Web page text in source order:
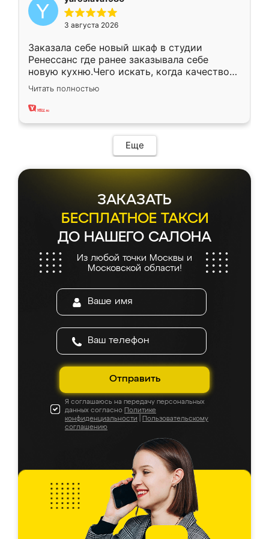
3 августа 2026
Заказала себе новый шкаф в студии
Ренессанс где ранее заказывала себе
новую кухню.Чего искать, когда качеством
вполне довольна. Служит кухня уже почти
два года, нареканий нет.
Читать полностью
Еще
ЗАКАЗАТЬ
БЕСПЛАТНОЕ ТАКСИ
ДО НАШЕГО САЛОНА
Из любой точки Москвы и
Московской области!
Отправить
Я соглашаюсь на передачу персональных
данных согласно Политике
конфиденциальности
Пользовательскому
соглашению